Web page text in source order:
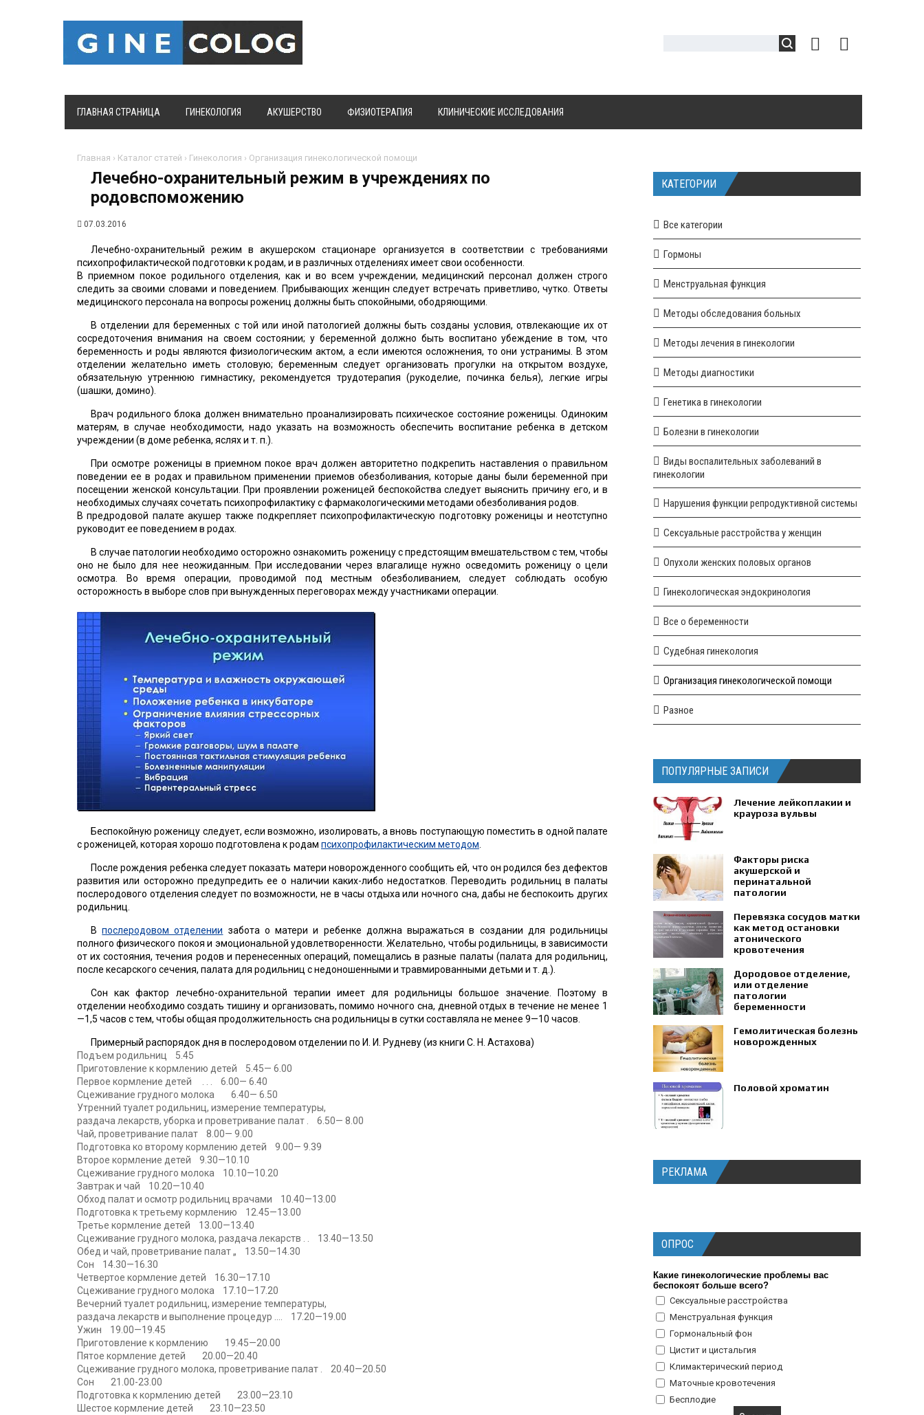
ГЛАВНАЯ СТРАНИЦА ГИНЕКОЛОГИЯ АКУШЕРСТВО ФИЗИОТЕРАПИЯ КЛИНИЧЕСКИЕ ИССЛЕДОВАНИЯ
Главная › Каталог статей › Гинекология › Организация гинекологической помощи
Лечебно-охранительный режим в учреждениях по
родовспоможению
07.03.2016
Лечебно-охранительный режим в акушерском стационаре организуется в соответствии с требованиями
психопрофилактической подготовки к родам, и в различных отделениях имеет свои особенности.
В приемном покое родильного отделения, как и во всем учреждении, медицинский персонал должен строго
следить за своими словами и поведением. Прибывающих женщин следует встречать приветливо, чутко. Ответы
медицинского персонала на вопросы рожениц должны быть спокойными, ободряющими.
В отделении для беременных с той или иной патологией должны быть созданы условия, отвлекающие их от
сосредоточения внимания на своем состоянии; у беременной должно быть воспитано убеждение в том, что
беременность и роды являются физиологическим актом, а если имеются осложнения, то они устранимы. В этом
отделении желательно иметь столовую; беременным следует организовать прогулки на открытом воздухе,
обязательную утреннюю гимнастику, рекомендуется трудотерапия (рукоделие, починка белья), легкие игры
(шашки, домино).
Врач родильного блока должен внимательно проанализировать психическое состояние роженицы. Одиноким
матерям, в случае необходимости, надо указать на возможность обеспечить воспитание ребенка в детском
учреждении (в доме ребенка, яслях и т. п.).
При осмотре роженицы в приемном покое врач должен авторитетно подкрепить наставления о правильном
поведении ее в родах и правильном применении приемов обезболивания, которые даны были беременной при
посещении женской консультации. При проявлении роженицей беспокойства следует выяснить причину его, и в
необходимых случаях сочетать психопрофилактику с фармакологическими методами обезболивания родов.
В предродовой палате акушер также подкрепляет психопрофилактическую подготовку роженицы и неотступно
руководит ее поведением в родах.
В случае патологии необходимо осторожно ознакомить роженицу с предстоящим вмешательством с тем, чтобы
оно не было для нее неожиданным. При исследовании через влагалище нужно осведомить роженицу о цели
осмотра. Во время операции, проводимой под местным обезболиванием, следует соблюдать особую
осторожность в выборе слов при вынужденных переговорах между участниками операции.
Беспокойную роженицу следует, если возможно, изолировать, а вновь поступающую поместить в одной палате
с роженицей, которая хорошо подготовлена к родам психопрофилактическим методом
После рождения ребенка следует показать матери новорожденного сообщить ей, что он родился без дефектов
развития или осторожно предупредить ее о наличии каких-либо недостатков. Переводить родильниц в палаты
послеродового отделения следует по возможности, не в часы отдыха или ночного сна, дабы не беспокоить других
родильниц.
Впослеродовом отделении забота о матери и ребенке должна выражаться в создании для родильницы
полного физического покоя и эмоциональной удовлетворенности. Желательно, чтобы родильницы, в зависимости
от их состояния, течения родов и перенесенных операций, помещались в разные палаты (палата для родильниц,
после кесарского сечения, палата для родильниц с недоношенными и травмированными детьми и т. д.).
Сон как фактор лечебно-охранительной терапии имеет для родильницы большое значение. Поэтому в
отделении необходимо создать тишину и организовать, помимо ночного сна, дневной отдых в течение не менее 1
—1,5 часов с тем, чтобы общая продолжительность сна родильницы в сутки составляла не менее 9—10 часов.
Примерный распорядок дня в послеродовом отделении по И. И. Рудневу (из книги С. Н. Астахова)
Подъем родильниц 5.45
Приготовление к кормлению детей 5.45— 6.00
Первое кормление детей . . . 6.00— 6.40
Сцеживание грудного молока 6.40— 6.50
Утренний туалет родильниц, измерение температуры,
раздача лекарств, уборка и проветривание палат . 6.50— 8.00
Чай, проветривание палат 8.00— 9.00
Подготовка ко второму кормлению детей 9.00— 9.39
Второе кормление детей 9.30—10.10
Сцеживание грудного молока 10.10—10.20
Завтрак и чай 10.20—10.40
Обход палат и осмотр родильниц врачами 10.40—13.00
Подготовка к третьему кормлению 12.45—13.00
Третье кормление детей 13.00—13.40
Сцеживание грудного молока, раздача лекарств . . 13.40—13.50
Обед и чай, проветривание палат „ 13.50—14.30
Сон 14.30—16.30
Четвертое кормление детей 16.30—17.10
Сцеживание грудного молока 17.10—17.20
Вечерний туалет родильниц, измерение температуры,
раздача лекарств и выполнение процедур .... 17.20—19.00
Ужин 19.00—19.45
Приготовление к кормлению 19.45—20.00
Пятое кормление детей 20.00—20.40
Сцеживание грудного молока, проветривание палат . 20.40—20.50
Сон 21.00-23.00
Подготовка к кормлению детей 23.00—23.10
Шестое кормление детей 23.10—23.50
КАТЕГОРИИ
Все категории
Гормоны
Менструальная функция
Методы обследования больных
Методы лечения в гинекологии
Методы диагностики
Генетика в гинекологии
Болезни в гинекологии
Виды воспалительных заболеваний в
гинекологии
Нарушения функции репродуктивной системы
Сексуальные расстройства у женщин
Опухоли женских половых органов
Гинекологическая эндокринология
Все о беременности
Судебная гинекология
Организация гинекологической помощи
Разное
ПОПУЛЯРНЫЕ ЗАПИСИ
Лечение лейкоплакии и
крауроза вульвы
Факторы риска
акушерской и
перинатальной
патологии
Перевязка сосудов матки
как метод остановки
атонического
кровотечения
Дородовое отделение,
или отделение
патологии
беременности
Гемолитическая болезнь
новорожденных
Половой хроматин
РЕКЛАМА
ОПРОС
Какие гинекологические проблемы вас
беспокоят больше всего?
Сексуальные расстройства
Менструальная функция
Гормональный фон
Цистит и цистальгия
Климактерический период
Маточные кровотечения
Бесплодие